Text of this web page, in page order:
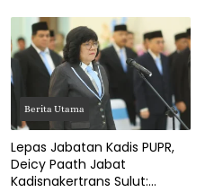
Berita Utama
Lepas Jabatan Kadis PUPR,
Deicy Paath Jabat
Kadisnakertrans Sulut: